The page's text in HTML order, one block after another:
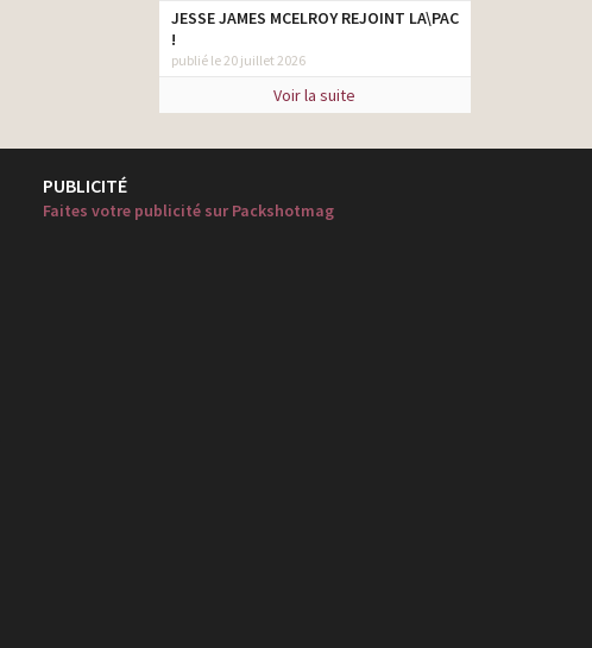
JESSE JAMES MCELROY REJOINT LA\PAC
!
publié le 20 juillet 2026
Voir la suite
PUBLICITÉ
Faites votre publicité sur Packshotmag